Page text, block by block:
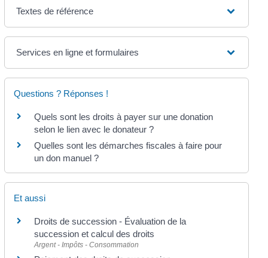
Textes de référence
Services en ligne et formulaires
Questions ? Réponses !
Quels sont les droits à payer sur une donation
selon le lien avec le donateur ?
Quelles sont les démarches fiscales à faire pour
un don manuel ?
Et aussi
Droits de succession - Évaluation de la
succession et calcul des droits
Argent - Impôts - Consommation